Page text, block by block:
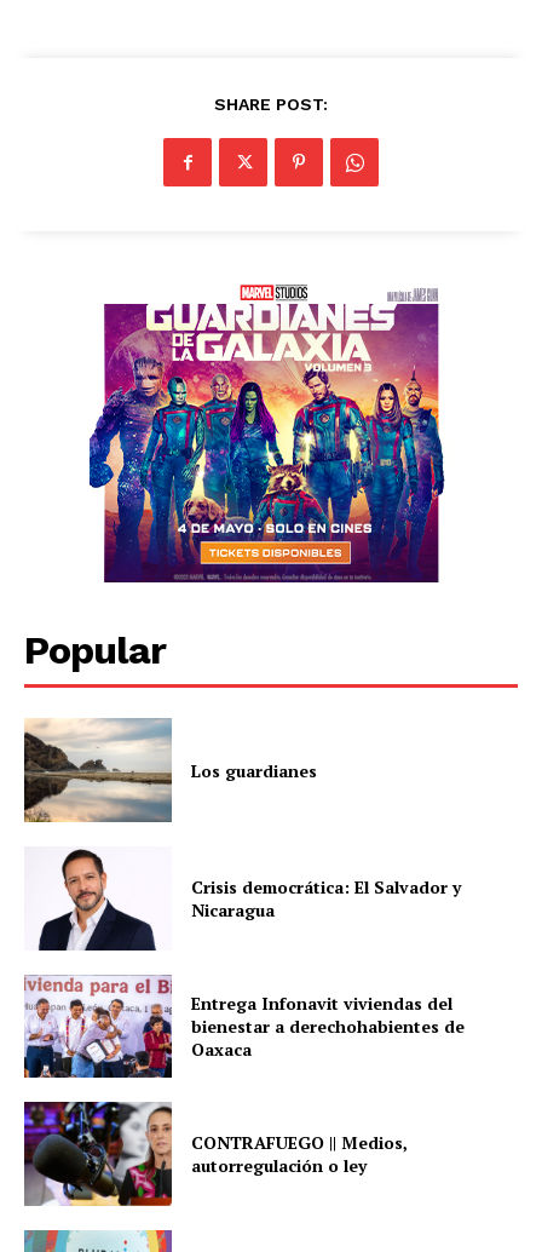
SHARE POST:
Popular
Los guardianes
Crisis democrática: El Salvador y
Nicaragua
Entrega Infonavit viviendas del
bienestar a derechohabientes de
Oaxaca
CONTRAFUEGO || Medios,
autorregulación o ley